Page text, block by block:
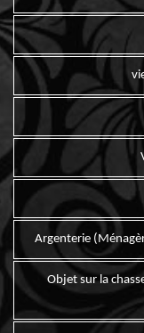
Argenterie
Objet sur la